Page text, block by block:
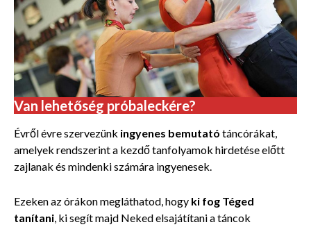
Van lehetőség próbaleckére?
Évről évre szervezünk ingyenes bemutató táncórákat,
amelyek rendszerint a kezdő tanfolyamok hirdetése előtt
zajlanak és mindenki számára ingyenesek.
Ezeken az órákon megláthatod, hogy ki fog Téged
tanítani, ki segít majd Neked elsajátítani a táncok